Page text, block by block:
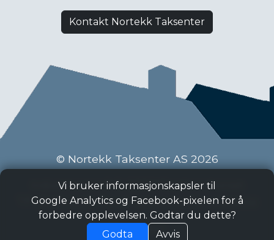
Kontakt Nortekk Taksenter
© Nortekk Taksenter AS 2026
Industriveien 9 C, 2020 Skedsmokorset
Tlf:63 87 15 50, Epost:taksenter@nortekk.no
Personvern
Vi bruker informasjonskapsler til
Google Analytics og Facebook-pixelen for å
forbedre opplevelsen. Godtar du dette?
Godta
Avvis